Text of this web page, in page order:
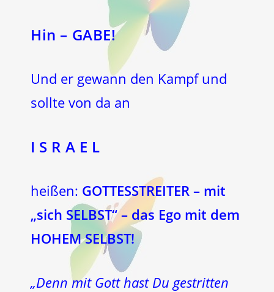
Hin – GABE!
Und er gewann den Kampf und
sollte von da an
I S R A E L
heißen: GOTTESSTREITER – mit
„sich SELBST“ – das Ego mit dem
HOHEM SELBST!
„Denn mit Gott hast Du gestritten